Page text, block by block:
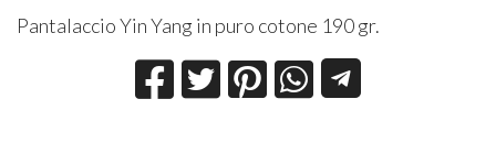
Pantalaccio Yin Yang in puro cotone 190 gr.